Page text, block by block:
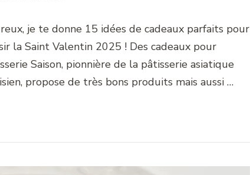
je te donne 15 idées de cadeaux parfaits pour
la Saint Valentin 2025 ! Des cadeaux pour
Saison, pionnière de la pâtisserie asiatique
propose de très bons produits mais aussi …